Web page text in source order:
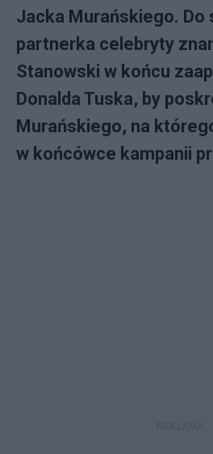
Jacka Murańskiego. Do
partnerka celebryty
Stanowski w końcu
Donalda Tuska, by
Murańskiego, na
w końcówce kampanii